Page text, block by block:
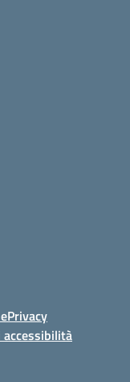
Privacy